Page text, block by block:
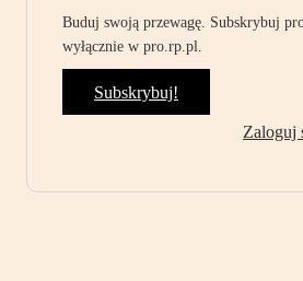
Buduj swoją przewagę. Subskrybuj
wyłącznie w pro.rp.pl.
Subskrybuj!
Zaloguj